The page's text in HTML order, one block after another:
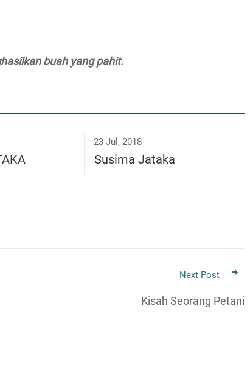
buah yang pahit.
23 Jul, 2018
Susima Jataka
Next Post
Kisah Seorang Petani